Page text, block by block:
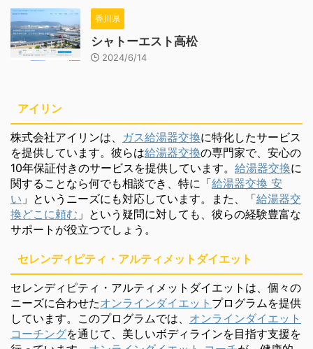
香川県
シャトーエスト高松
2024/6/14
アイリン
株式会社アイリンは、 ガス給湯器交換に特化したサービス
を提供しています。彼らは給湯器交換の専門家で、安心の
10年保証付きのサービスを提供しています。 給湯器交換に
関することなら何でも相談でき、特に「給湯器交換 安
い 」というニーズにも対応しています。また、「給湯器交
換どこに頼む 」という疑問に対しても、彼らの経験豊富な
サポートが役立つでしょう。
セレンディピティ・アルティメットダイエット
セレンディピティ・アルティメットダイエットは、個々の
ニーズに合わせたオンラインダイエット プログラムを提供
しています。このプログラムでは、 オンラインダイエット
コーチングを通じて、美しいボディラインを目指す支援を